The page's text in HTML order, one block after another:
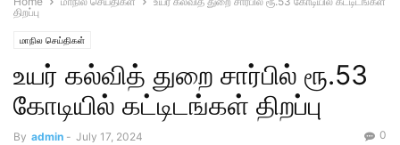
திறப்பு
மாநில செய்திகள்
உயர் கல்வித் துறை சார்பில் ரூ.53
கோடியில் கட்டிடங்கள் திறப்பு
By admin - July 17, 2024 0